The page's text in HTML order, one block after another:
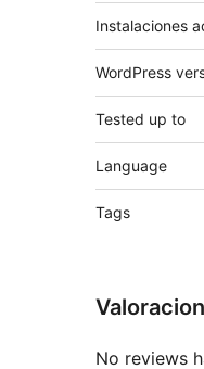
Instalaciones
WordPress
Tested up to
Language
Tags
No reviews